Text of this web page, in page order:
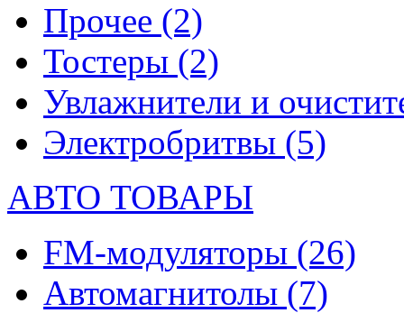
Прочее (2)
Тостеры (2)
Увлажнители и
Электробритвы (5)
АВТО ТОВАРЫ
FM-модуляторы (26)
Автомагнитолы (7)